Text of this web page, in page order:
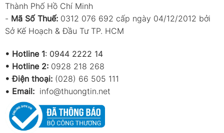
Thành Phố Hồ Chí Minh
- Mã Số Thuế: 0312 076 692 cấp ngày 04/12/2012 bởi
Sở Kế Hoạch & Đầu Tư TP. HCM
• Hotline 1: 0944 2222 14
• Hotline 2: 0928 218 268
• Điện thoại: (028) 66 505 111
• Email: info@thuongtin.net